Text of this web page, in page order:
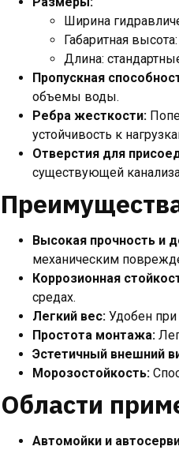
Ширина
Габаритная
Длина:
Пропускная
объемы воды.
Ребра жесткости:
устойчивость к
Отверстия для
существующей
Высокая прочность и
механическим
Коррозионная
средах.
Легкий вес: Удобен при
Простота монтажа:
Эстетичный внешний
Морозостойкость:
Области
Автомойки и